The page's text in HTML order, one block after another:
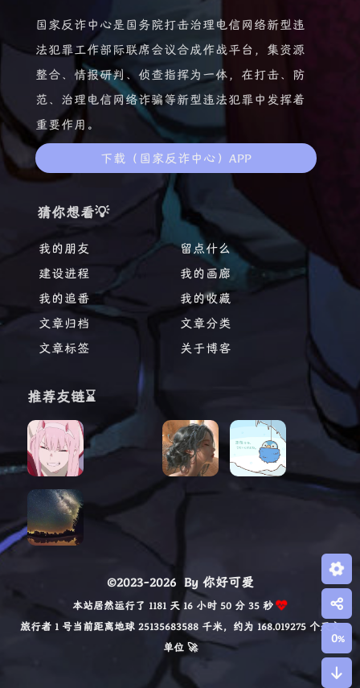
国家反诈中心是国务院打击治理电信网络新型违
法犯罪工作部际联席会议合成作战平台，集资源
整合、情报研判、侦查指挥为一体，在打击、防
范、治理电信网络诈骗等新型违法犯罪中发挥着
重要作用。
下载（国家反诈中心）APP
猜你想看💡
我的朋友
留点什么
建设进程
我的画廊
我的追番
我的收藏
文章归档
文章分类
文章标签
关于博客
推荐友链⌛
©2023-2026By 你好可爱
本站居然运行了 1181 天 16 小时 50 分 36 秒
旅行者 1 号当前距离地球 25135683605 千米，约为 168.019275 个天文
单位 🚀
0%